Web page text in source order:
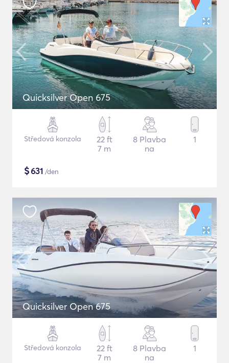
Quicksilver Open 675
Středová konzola
22 ft
7 m
8 Plavba
na
1
$631 /den
Quicksilver Open 675
Středová konzola
22 ft
7 m
8 Plavba
na
1